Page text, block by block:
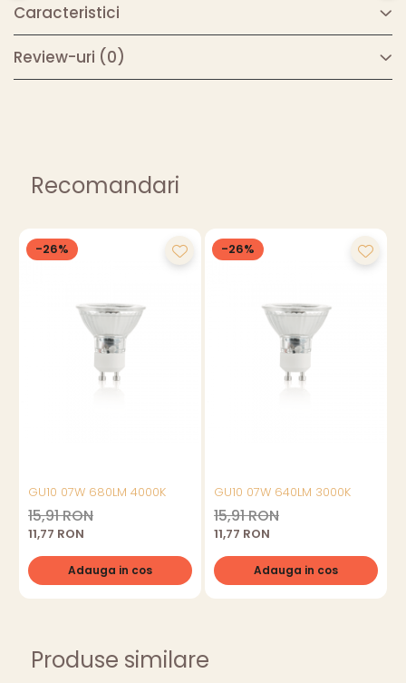
Caracteristici
Review-uri (0)
Recomandari
-26%
GU10 07W 680LM 4000K
15,91 RON
11,77 RON
Adauga in cos
-26%
GU10 07W 640LM 3000K
15,91 RON
11,77 RON
Adauga in cos
Produse similare